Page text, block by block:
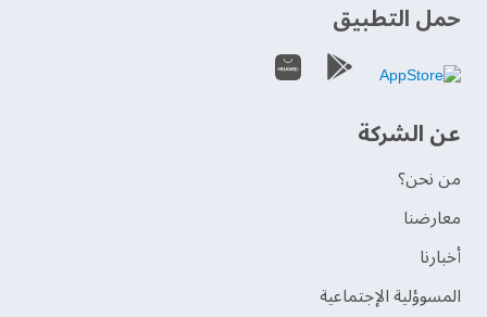
حمل التطبيق
عن الشركة
من نحن؟
‫معارضنا‬
‫أخبارنا‬
المسوؤلية الإجتماعية